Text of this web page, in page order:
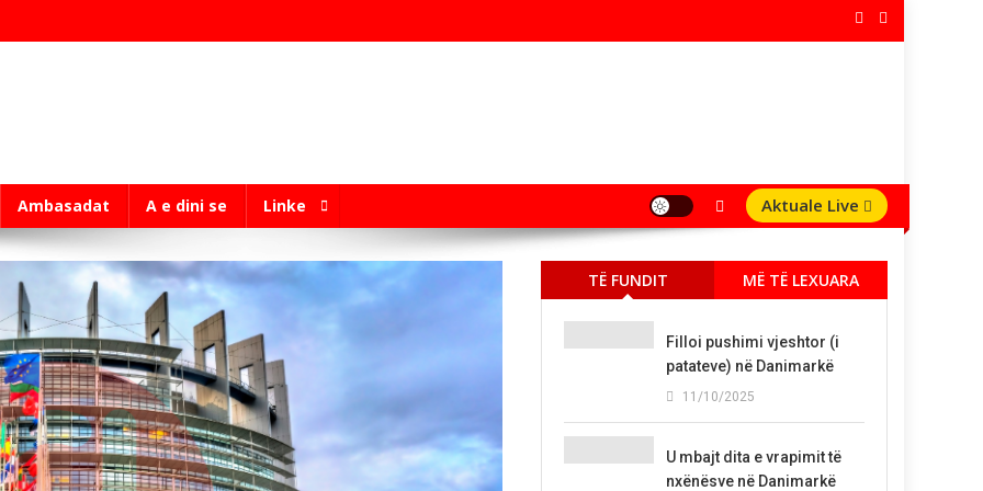
Ambasadat A e dini se Linke Aktuale Live
TË FUNDIT MË TË LEXUARA
Filloi pushimi vjeshtor (i
patateve) në Danimarkë
11/10/2025
U mbajt dita e vrapimit të
nxënësve në Danimarkë